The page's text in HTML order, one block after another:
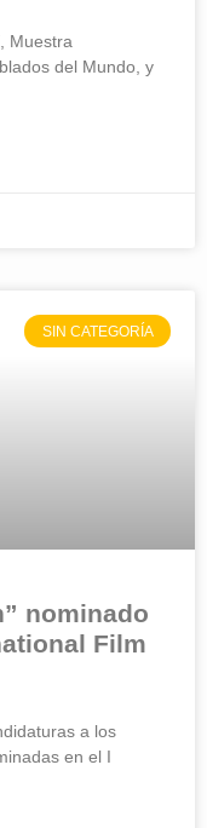
Muestra
del Mundo, y
SIN CATEGORÍA
nominado
Film
a los
en el I